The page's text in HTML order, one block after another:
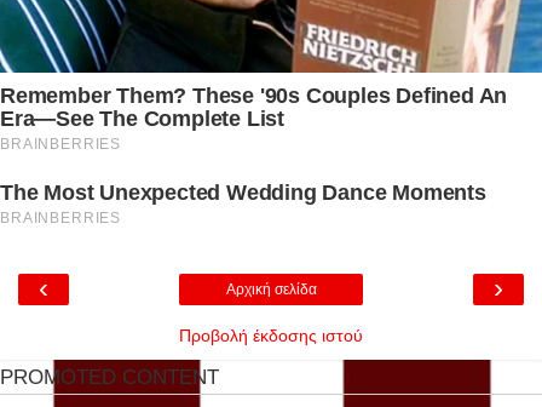
‹ ›
Αρχική σελίδα
Προβολή έκδοσης ιστού